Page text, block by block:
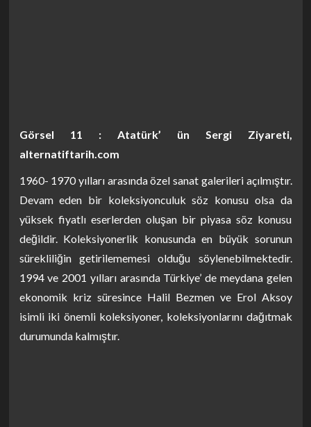
Görsel 11 : Atatürk’ ün Sergi Ziyareti,
alternatiftarih.com
1960- 1970 yılları arasında özel sanat galerileri açılmıştır.
Devam eden bir koleksiyonculuk söz konusu olsa da
yüksek fiyatlı eserlerden oluşan bir piyasa söz konusu
değildir. Koleksiyonerlik konusunda en büyük sorunun
sürekliliğin getirilememesi olduğu söylenebilmektedir.
1994 ve 2001 yılları arasında Türkiye’ de meydana gelen
ekonomik kriz süresince Halil Bezmen ve Erol Aksoy
isimli iki önemli koleksiyoner, koleksiyonlarını dağıtmak
durumunda kalmıştır.